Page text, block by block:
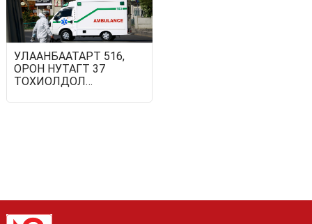
БАЙГУУЛЛАА
УЛААНБААТАРТ 516,
ОРОН НУТАГТ 37
ТОХИОЛДОЛ
ХҮН НАС БАРЖЭЭ